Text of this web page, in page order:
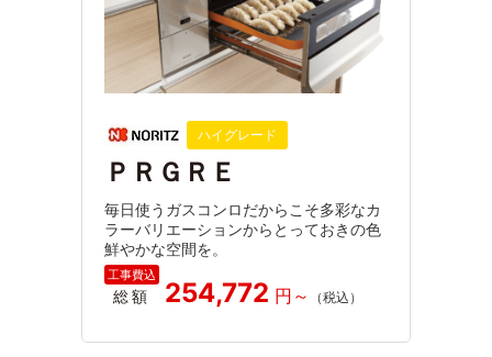
ハイグレード
ＰＲＧＲＥ
毎日使うガスコンロだからこそ多彩なカ
ラーバリエーションからとっておきの色
鮮やかな空間を。
総額 254,772